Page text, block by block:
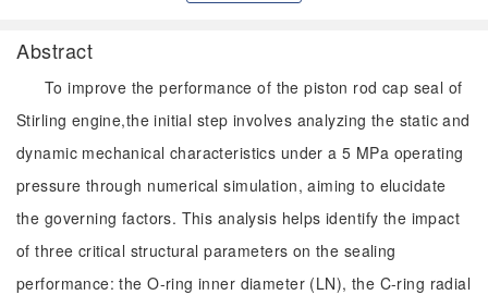
Abstract
To improve the performance of the piston rod cap seal of
Stirling engine,the initial step involves analyzing the static and
dynamic mechanical characteristics under a 5 MPa operating
pressure through numerical simulation, aiming to elucidate
the governing factors. This analysis helps identify the impact
of three critical structural parameters on the sealing
performance: the O-ring inner diameter (LN), the C-ring radial